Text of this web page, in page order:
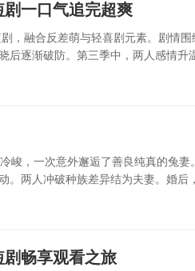
剧一口气追完超爽
，融合反差萌与轻喜剧元素。剧情围
逐渐破防。第三季中，两人感情升
峻，一次意外邂逅了善良纯真的兔妻
两人冲破种族差异结为夫妻。婚后
剧畅享观看之旅